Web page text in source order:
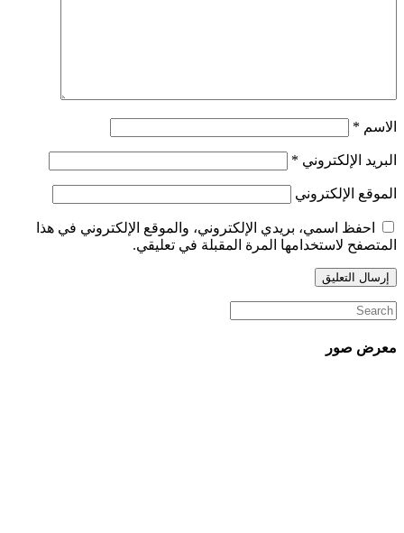
الاسم *
البريد الإلكتروني *
الموقع الإلكتروني
احفظ اسمي، بريدي الإلكتروني، والموقع الإلكتروني في هذا
المتصفح لاستخدامها المرة المقبلة في تعليقي.
معرض صور